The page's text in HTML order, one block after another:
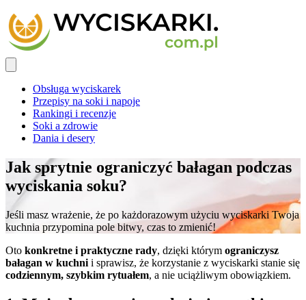
Obsługa wyciskarek
Przepisy na soki i napoje
Rankingi i recenzje
Soki a zdrowie
Dania i desery
Jak sprytnie ograniczyć bałagan podczas
wyciskania soku?
Jeśli masz wrażenie, że po każdorazowym użyciu wyciskarki Twoja
kuchnia przypomina pole bitwy, czas to zmienić!
Oto konkretne i praktyczne rady, dzięki którym ograniczysz
bałagan w kuchni i sprawisz, że korzystanie z wyciskarki stanie się
codziennym, szybkim rytuałem, a nie uciążliwym obowiązkiem.